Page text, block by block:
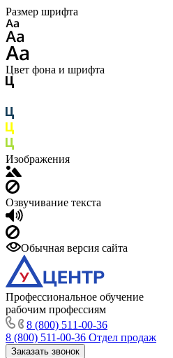
Размер шрифта
Цвет фона и шрифта
Изображения
Озвучивание текста
Обычная версия сайта
Профессиональное обучение
рабочим профессиям
8 (800) 511-00-36
8 (800) 511-00-36 Отдел продаж
Заказать звонок